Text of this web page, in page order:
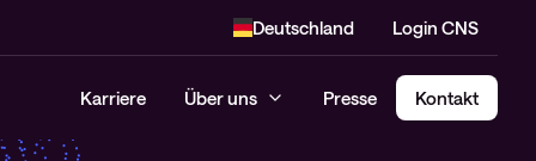
Deutschland Login CNS
Karriere Über uns Presse Kontakt